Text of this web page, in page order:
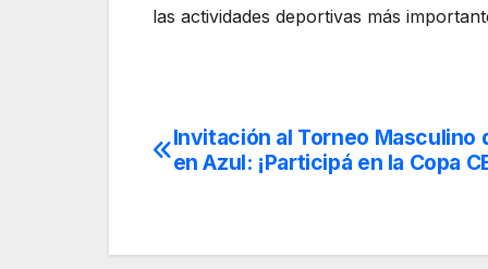
las actividades deportivas más
Navegación
Invitación al Torneo Masculino
en Azul: ¡Participá en la Copa